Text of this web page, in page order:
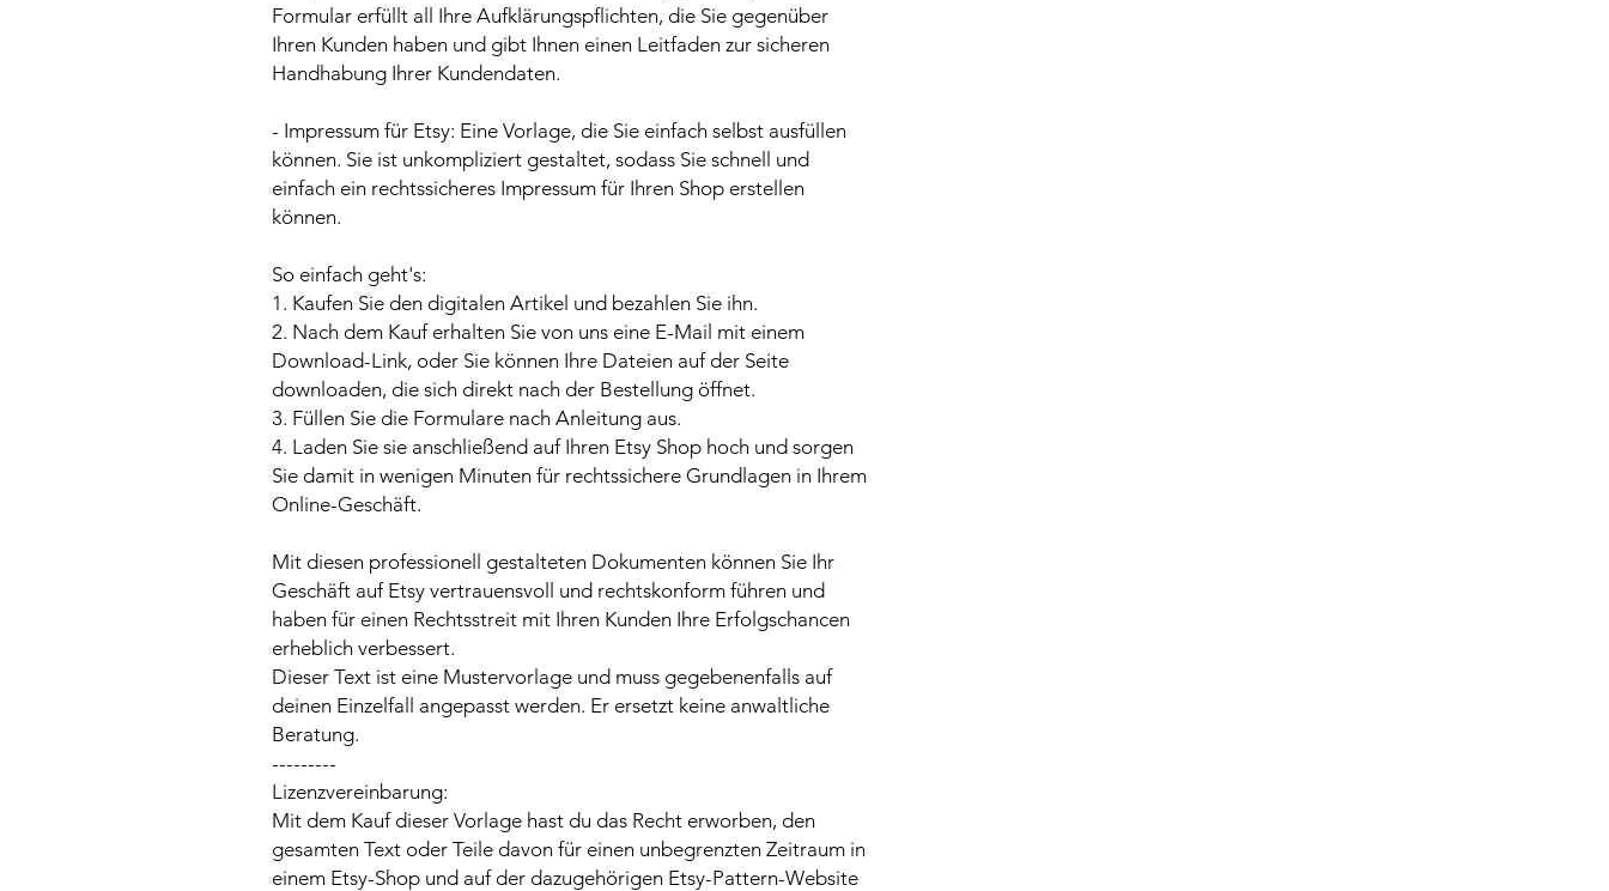
Formular erfüllt all Ihre Aufklärungspflichten, die Sie gegenüber
Ihren Kunden haben und gibt Ihnen einen Leitfaden zur sicheren
Handhabung Ihrer Kundendaten.
- Impressum für Etsy: Eine Vorlage, die Sie einfach selbst ausfüllen
können. Sie ist unkompliziert gestaltet, sodass Sie schnell und
einfach ein rechtssicheres Impressum für Ihren Shop erstellen
können.
So einfach geht's:
1. Kaufen Sie den digitalen Artikel und bezahlen Sie ihn.
2. Nach dem Kauf erhalten Sie von uns eine E-Mail mit einem
Download-Link, oder Sie können Ihre Dateien auf der Seite
downloaden, die sich direkt nach der Bestellung öffnet.
3. Füllen Sie die Formulare nach Anleitung aus.
4. Laden Sie sie anschließend auf Ihren Etsy Shop hoch und sorgen
Sie damit in wenigen Minuten für rechtssichere Grundlagen in Ihrem
Online-Geschäft.
Mit diesen professionell gestalteten Dokumenten können Sie Ihr
Geschäft auf Etsy vertrauensvoll und rechtskonform führen und
haben für einen Rechtsstreit mit Ihren Kunden Ihre Erfolgschancen
erheblich verbessert.
Dieser Text ist eine Mustervorlage und muss gegebenenfalls auf
deinen Einzelfall angepasst werden. Er ersetzt keine anwaltliche
Beratung.
---------
Lizenzvereinbarung:
Mit dem Kauf dieser Vorlage hast du das Recht erworben, den
gesamten Text oder Teile davon für einen unbegrenzten Zeitraum in
einem Etsy-Shop und auf der dazugehörigen Etsy-Pattern-Website